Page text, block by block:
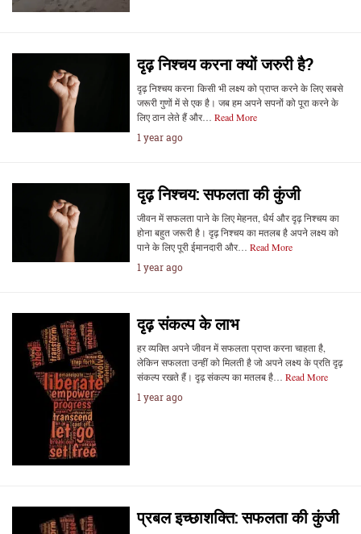
दृढ़ निश्चय करना क्यों जरुरी है?
दृढ़ निश्चय करना किसी भी लक्ष्य को प्राप्त करने के लिए सबसे
जरूरी गुणों में से एक है। जब हम अपने सपनों को पूरा करने के
लिए ठान लेते हैं और… Read More
1 year ago
दृढ़ निश्चय: सफलता की कुंजी
जीवन में सफलता पाने के लिए मेहनत, धैर्य और दृढ़ निश्चय का
होना बहुत जरूरी है। दृढ़ निश्चय का मतलब है अपने लक्ष्य को
पाने के लिए पूरी ईमानदारी और… Read More
1 year ago
दृढ़ संकल्प के लाभ
हर व्यक्ति अपने जीवन में सफलता प्राप्त करना चाहता है,
लेकिन सफलता उन्हीं को मिलती है जो अपने लक्ष्य के प्रति दृढ़
संकल्प रखते हैं। दृढ़ संकल्प का मतलब है… Read More
1 year ago
प्रबल इच्छाशक्ति: सफलता की कुंजी